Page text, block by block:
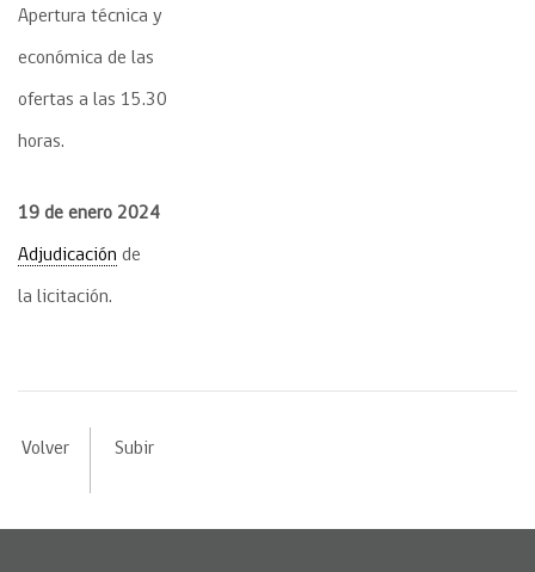
Apertura técnica y
económica de las
ofertas a las 15.30
horas.
19 de enero 2024
Adjudicación de
la licitación.
Volver Subir